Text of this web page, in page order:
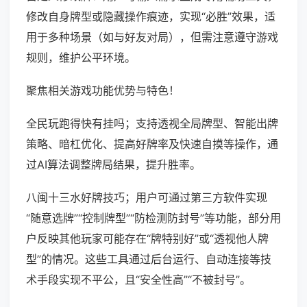
修改自身牌型或隐藏操作痕迹，实现“必胜”效果，适
用于多种场景（如与好友对局），但需注意遵守游戏
规则，维护公平环境。
聚焦相关游戏功能优势与特色！
全民玩跑得快有挂吗；支持透视全局牌型、智能出牌
策略、暗杠优化、提高好牌率及快速自摸等操作，通
过AI算法调整牌局结果，提升胜率。
八闽十三水好牌技巧；用户可通过第三方软件实现
“随意选牌”“控制牌型”“防检测防封号”等功能，部分用
户反映其他玩家可能存在“牌特别好”或“透视他人牌
型”的情况。这些工具通过后台运行、自动连接等技
术手段实现不平公，且“安全性高”“不被封号”。